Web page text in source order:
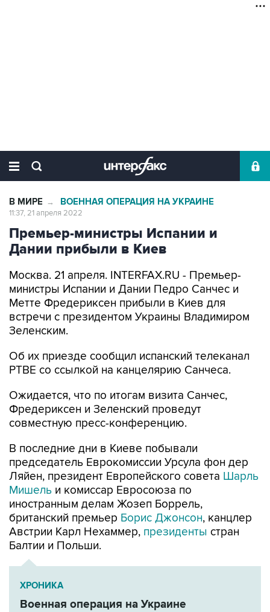
В МИРЕ → ВОЕННАЯ ОПЕРАЦИЯ НА УКРАИНЕ
11:37, 21 апреля 2022
Премьер-министры Испании и
Дании прибыли в Киев
Москва. 21 апреля. INTERFAX.RU - Премьер-
министры Испании и Дании Педро Санчес и
Метте Фредериксен прибыли в Киев для
встречи с президентом Украины Владимиром
Зеленским.
Об их приезде сообщил испанский телеканал
РТВЕ со ссылкой на канцелярию Санчеса.
Ожидается, что по итогам визита Санчес,
Фредериксен и Зеленский проведут
совместную пресс-конференцию.
В последние дни в Киеве побывали
председатель Еврокомиссии Урсула фон дер
Ляйен, президент Европейского совета Шарль
Мишель и комиссар Евросоюза по
иностранным делам Жозеп Боррель,
британский премьер Борис Джонсон, канцлер
Австрии Карл Нехаммер, президенты стран
Балтии и Польши.
ХРОНИКА
Военная операция на Украине